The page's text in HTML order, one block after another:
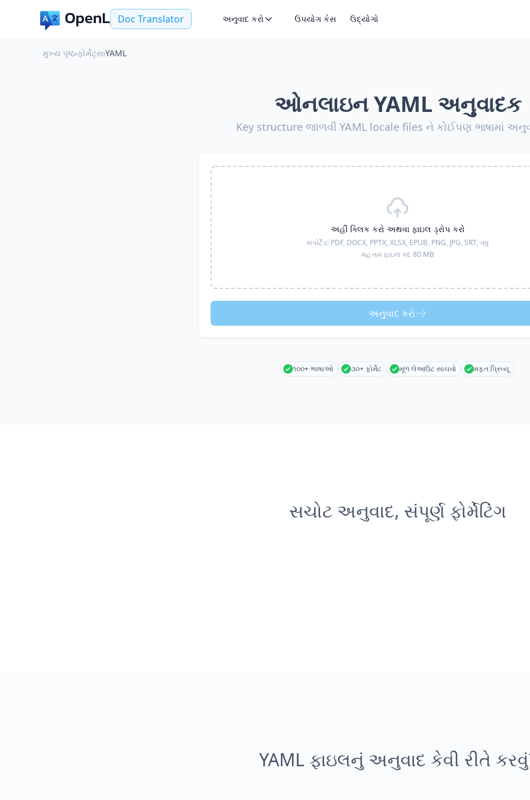
Doc Translator અનુવાદ કરો ઉપયોગ કેસ ઉદ્યોગો
મુખ્ય પૃષ્ઠ›ફોર્મેટ્સ›YAML
ઓનલાઇન YAML અનુવાદક
Key structure જાળવી YAML locale files ને કોઈપણ ભાષામાં
અહીં ક્લિક કરો અથવા ફાઇલ ડ્રોપ કરો
સપોર્ટેડ: PDF, DOCX, PPTX, XLSX, EPUB, PNG, JPG, SRT, વધુ
મહત્તમ ફાઇલ કદ 80 MB
અનુવાદ કરો
૧૦૦+ ભાષાઓ ૩૦+ ફોર્મેટ મૂળ લેઆઉટ સાચવો મફત પ્રિવ્યૂ
સચોટ અનુવાદ, સંપૂર્ણ ફોર્મેટિંગ
YAML ફાઇલનું અનુવાદ કેવી રીતે